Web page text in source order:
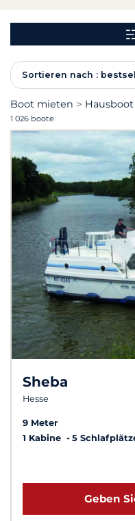
Sortieren nach :
Boot mieten
1 026 boote
Sheba
Hesse
9 Meter
1 Kabine
5
Geben